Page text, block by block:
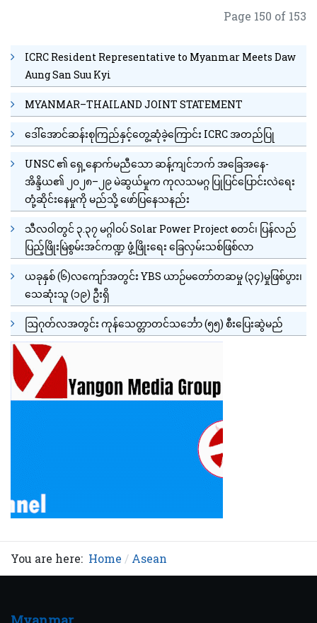
Page 150 of 153
ICRC Resident Representative to Myanmar Meets Daw
Aung San Suu Kyi
MYANMAR–THAILAND JOINT STATEMENT
ဒေါ်အောင်ဆန်းစုကြည်နှင့်တွေ့ဆုံခဲ့ကြောင်း ICRC အတည်ပြု
UNSC ၏ ရှေ့နောက်မညီသော ဆန့်ကျင်ဘက် အခြေအနေ-
အိန္ဒိယ၏ ၂၀၂၈–၂၉ မဲဆွယ်မှုက ကုလသမဂ္ဂ ပြုပြင်ပြောင်းလဲရေး
တုံ့ဆိုင်းနေမှုကို မည်သို့ ဖော်ပြနေသနည်း
သီလဝါတွင် ၃.၃၇ မဂ္ဂါဝပ် Solar Power Project စတင်၊ ပြန်လည်
ပြည့်ဖြိုးမြဲစွမ်းအင်ကဏ္ဍ ဖွံ့ဖြိုးရေး ခြေလှမ်းသစ်ဖြစ်လာ
ယခုနှစ် (၆)လကျော်အတွင်း YBS ယာဉ်မတော်တဆမှု (၃၄)မှုဖြစ်ပွား၊
သေဆုံးသူ (၁၉) ဦးရှိ
ဩဂုတ်လအတွင်း ကုန်သေတ္တာတင်သင်္ဘော (၅၅) စီးပြေးဆွဲမည်
You are here: Home Asean